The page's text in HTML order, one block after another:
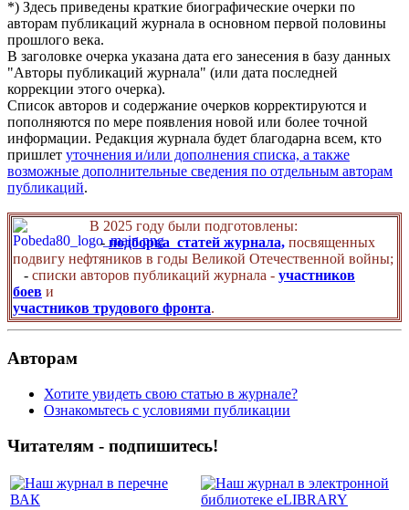
*) Здесь приведены краткие биографические очерки по
авторам публикаций журнала в основном первой половины
прошлого века.
В заголовке очерка указана дата его занесения в базу данных
"Авторы публикаций журнала" (или дата последней
коррекции этого очерка).
Список авторов и содержание очерков корректируются и
пополняются по мере появления новой или более точной
информации. Редакция журнала будет благодарна всем, кто
пришлет уточнения и/или дополнения списка, а также
возможные дополнительные сведения по отдельным авторам
публикаций.
В 2025 году были подготовлены:
- подборка статей журнала, посвященных
подвигу нефтяников в годы Великой Отечественной войны;
- списки авторов публикаций журнала - участников
боев и
участников трудового фронта.
Авторам
Хотите увидеть свою статью в журнале?
Ознакомьтесь с условиями публикации
Читателям - подпишитесь!